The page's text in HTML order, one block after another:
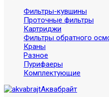
Фильтры-кувшины
Проточные фильтры
Картриджи
Фильтры обратного
Краны
Разное
Пурифаеры
Комплектующие
Аквабрайт